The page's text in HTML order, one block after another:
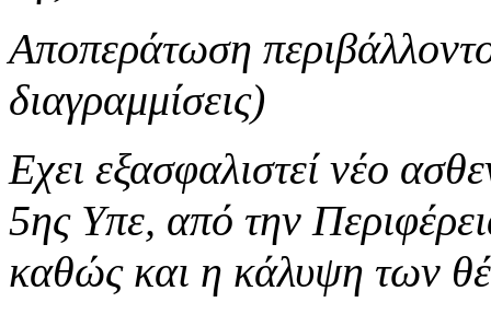
Αποπεράτωση
διαγραμμίσεις)
Εχει εξασφαλιστεί νέο
5ης Υπε, από την
καθώς και η κάλυψη των